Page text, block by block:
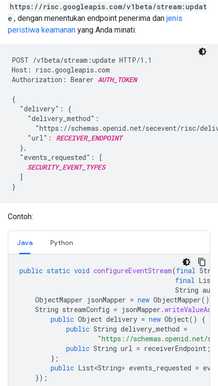
https://risc.googleapis.com/v1beta/stream:updat
e , dengan menentukan endpoint penerima dan jenis
peristiwa keamanan yang Anda minati:
POST /v1beta/stream:update HTTP/1.1
Host: risc.googleapis.com
Authorization: Bearer AUTH_TOKEN
{
  "delivery": {
    "delivery_method":
"https://schemas.openid.net/secevent/risc/
    "url":
RECEIVER_ENDPOINT
  },
  "events_requested": [
SECURITY_EVENT_TYPES
  ]
Contoh:
Java Python
public static void configureEventStream(final
final
String
ObjectMapper jsonMapper = new ObjectMapper();
String streamConfig = jsonMapper .
public Object delivery = new Object()
{
public String delivery_method =
"https://schemas.openid.net/
public String url = receiverEndpoint ;
};
public List<String> events_requested =
});